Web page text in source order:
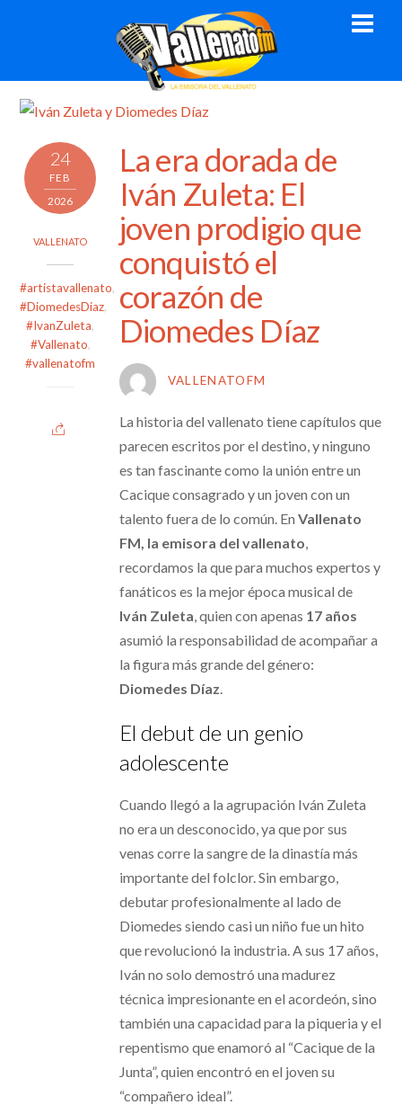
24
FEB
2026
VALLENATO
#artistavallenato,
#DiomedesDiaz,
#IvanZuleta,
#Vallenato,
#vallenatofm
La era dorada de
Iván Zuleta: El
joven prodigio que
conquistó el
corazón de
Diomedes Díaz
VALLENATOFM
La historia del vallenato tiene capítulos que
parecen escritos por el destino, y ninguno
es tan fascinante como la unión entre un
Cacique consagrado y un joven con un
talento fuera de lo común. En Vallenato
FM, la emisora del vallenato
recordamos la que para muchos expertos y
fanáticos es la mejor época musical de
Iván Zuleta , quien con apenas 17 años
asumió la responsabilidad de acompañar a
la figura más grande del género:
Diomedes Díaz
El debut de un genio
adolescente
Cuando llegó a la agrupación Iván Zuleta
no era un desconocido, ya que por sus
venas corre la sangre de la dinastía más
importante del folclor. Sin embargo,
debutar profesionalmente al lado de
Diomedes siendo casi un niño fue un hito
que revolucionó la industria. A sus 17 años,
Iván no solo demostró una madurez
técnica impresionante en el acordeón, sino
también una capacidad para la piqueria y el
repentismo que enamoró al “Cacique de la
Junta”, quien encontró en el joven su
“compañero ideal”.